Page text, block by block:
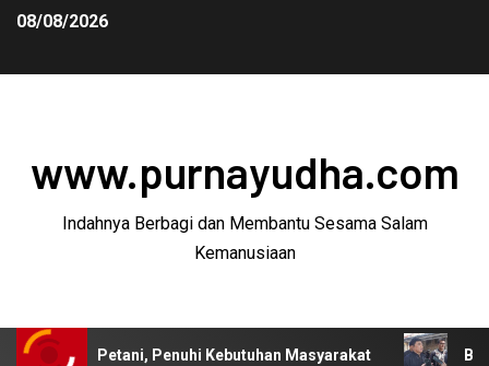
08/08/2026
www.purnayudha.com
Indahnya Berbagi dan Membantu Sesama Salam
Kemanusiaan
Penuhi Kebutuhan Masyarakat Bupati Garut: